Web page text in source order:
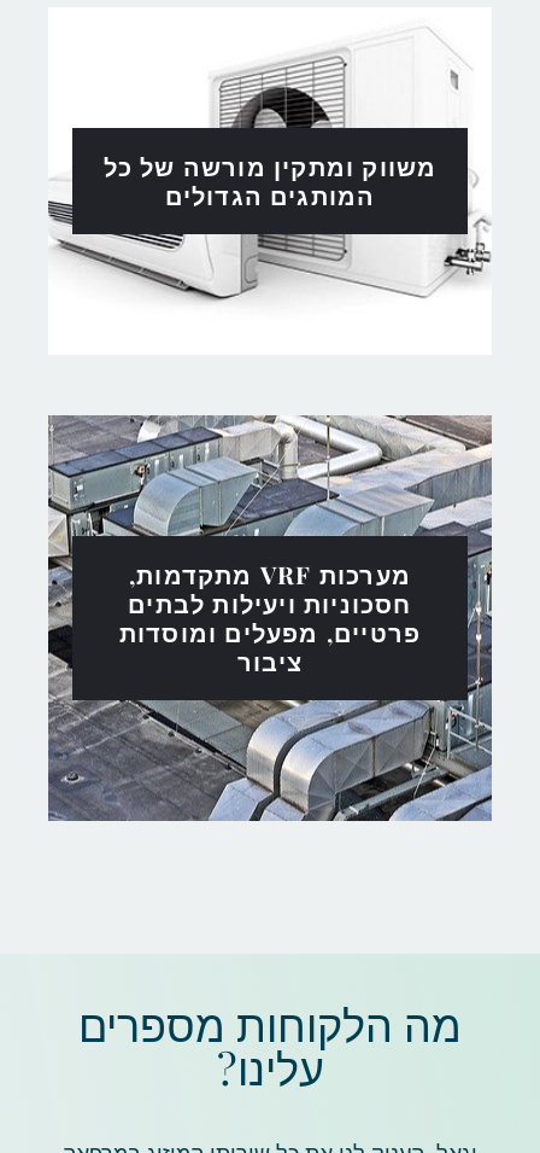
משווק ומתקין מורשה של כל
המותגים הגדולים
מערכות VRF מתקדמות,
חסכוניות ויעילות לבתים
פרטיים, מפעלים ומוסדות
ציבור
מה הלקוחות מספרים
עלינו?